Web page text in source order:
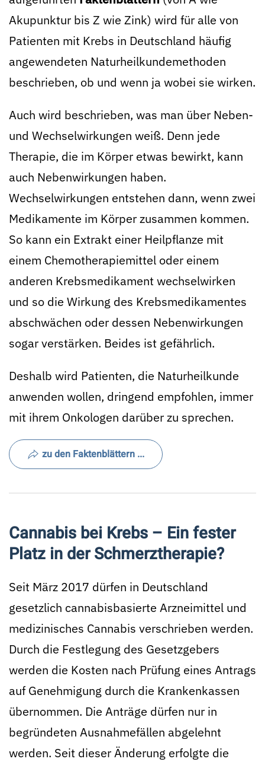
Akupunktur bis Z wie Zink) wird für alle von
Patienten mit Krebs in Deutschland häufig
angewendeten Naturheilkundemethoden
beschrieben, ob und wenn ja wobei sie wirken.
Auch wird beschrieben, was man über Neben-
und Wechselwirkungen weiß. Denn jede
Therapie, die im Körper etwas bewirkt, kann
auch Nebenwirkungen haben.
Wechselwirkungen entstehen dann, wenn zwei
Medikamente im Körper zusammen kommen.
So kann ein Extrakt einer Heilpflanze mit
einem Chemotherapiemittel oder einem
anderen Krebsmedikament wechselwirken
und so die Wirkung des Krebsmedikamentes
abschwächen oder dessen Nebenwirkungen
sogar verstärken. Beides ist gefährlich.
Deshalb wird Patienten, die Naturheilkunde
anwenden wollen, dringend empfohlen, immer
mit ihrem Onkologen darüber zu sprechen.
zu den Faktenblättern ...
Cannabis bei Krebs – Ein fester
Platz in der Schmerztherapie?
Seit März 2017 dürfen in Deutschland
gesetzlich cannabisbasierte Arzneimittel und
medizinisches Cannabis verschrieben werden.
Durch die Festlegung des Gesetzgebers
werden die Kosten nach Prüfung eines Antrags
auf Genehmigung durch die Krankenkassen
übernommen. Die Anträge dürfen nur in
begründeten Ausnahmefällen abgelehnt
werden. Seit dieser Änderung erfolgte die